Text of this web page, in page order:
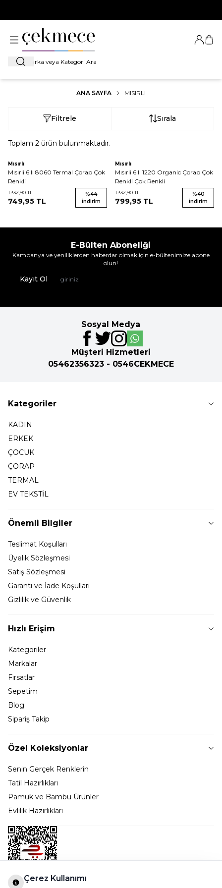
Ara
Giriş
ANA SAYFA MISIRLI
Filtrele Sırala
Toplam 2 ürün bulunmaktadır.
Mısırlı
Mısırli 6'lı 8060 Termal Çorap Çok
Renkli
1.332,90TL
749,95 TL
%44
İndirim
Mısırlı
Mısırli 6'lı 1220 Organic Çorap Çok
Renkli Çok Renkli
1.332,90TL
799,95 TL
%40
İndirim
E-Bülten Aboneliği
Kampanya ve yeniliklerden haberdar olmak için e-bültenimize abone
olun!
Kayıt Ol
Sosyal Medya
Müşteri Hizmetleri
05462356323 - 0546CEKMECE
Kategoriler
KADIN
ERKEK
ÇOCUK
ÇORAP
TERMAL
EV TEKSTİL
Önemli Bilgiler
Teslimat Koşulları
Üyelik Sözleşmesi
Satış Sözleşmesi
Garanti ve İade Koşulları
Gizlilik ve Güvenlik
Hızlı Erişim
Kategoriler
Markalar
Fırsatlar
Sepetim
Blog
Sipariş Takip
Özel Koleksiyonlar
Senin Gerçek Renklerin
Tatil Hazırlıkları
Pamuk ve Bambu Ürünler
Evlilik Hazırlıkları
Çerez Kullanımı